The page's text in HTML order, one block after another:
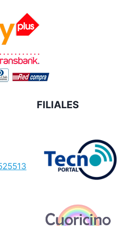
FILIALES